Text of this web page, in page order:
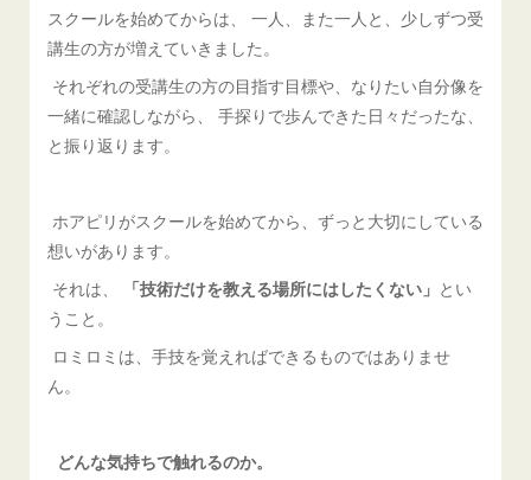
スクールを始めてからは、 一人、また一人と、少しずつ受
講生の方が増えていきました。
それぞれの受講生の方の目指す目標や、なりたい自分像を
一緒に確認しながら、 手探りで歩んできた日々だったな、
と振り返ります。
ホアピリがスクールを始めてから、ずっと大切にしている
想いがあります。
それは、
「技術だけを教える場所にはしたくない」 とい
うこと。
ロミロミは、手技を覚えればできるものではありませ
ん。
どんな気持ちで触れるのか。